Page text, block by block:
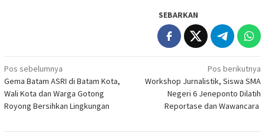
SEBARKAN
Navigasi
pos
Pos sebelumnya
Gema Batam ASRI di Batam Kota,
Wali Kota dan Warga Gotong
Royong Bersihkan Lingkungan
Pos berikutnya
Workshop Jurnalistik, Siswa SMA
Negeri 6 Jeneponto Dilatih
Reportase dan Wawancara